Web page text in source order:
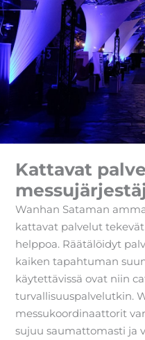
Kattavat
Wanhan Sataman
kattavat palvelut
helppoa. Räätälöidyt
kaiken tapahtuman
käytettävissä ovat niin
turvallisuuspalvelutkin.
messukoordinaattorit
sujuu saumattomasti ja